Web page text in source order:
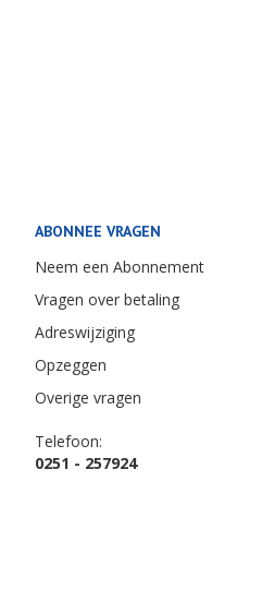
ABONNEE VRAGEN
Neem een Abonnement
Vragen over betaling
Adreswijziging
Opzeggen
Overige vragen
Telefoon:
0251 - 257924